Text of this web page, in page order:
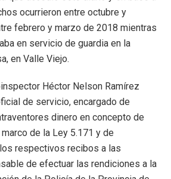
ocurrieron entre octubre y
febrero y marzo de 2018 mientras
en servicio de guardia en la
en Valle Viejo.
Héctor Nelson Ramírez
de servicio, encargado de
dinero en concepto de
de la Ley 5.171 y de
respectivos recibos a las
de efectuar las rendiciones a la